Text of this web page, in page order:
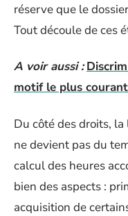
réserve que le
Tout découle de ces
A voir aussi :
motif le plus courant
Du côté des droits, la
ne devient pas du
calcul des heures
bien des aspects :
acquisition de